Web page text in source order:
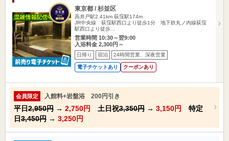
東京都 / 杉並区
高井戸駅2.41km 荻窪駅174m
JR中央線 荻窪駅西口より徒歩1分 地下鉄丸ノ内線荻窪
駅西口より徒歩…
営業時間 10:30～翌9:00
入浴料金 2,300円～
日帰り 宿泊 24時間営業、深夜営業
電子チケットあり クーポンあり
会員限定 入館料+岩盤浴 200円引き
平日2,950円 → 2,750円 土日祝3,350円 → 3,150円
特定
日3,450円 → 3,250円